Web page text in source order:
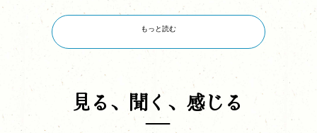
もっと読む
見る、聞く、感じる